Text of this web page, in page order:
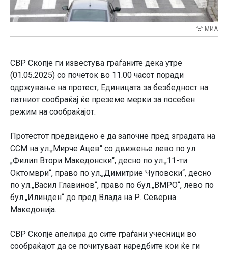
МИА
СВР Скопје ги известува граѓаните дека утре
(01.05.2025) со почеток во 11.00 часот поради
одржување на протест, Единицата за безбедност на
патниот сообраќај ќе преземе мерки за посебен
режим на сообраќајот.
Протестот предвидено е да започне пред зградата на
ССМ на ул.„Мирче Ацев“ со движење лево по ул.
„Филип Втори Македонски“, десно по ул.„11-ти
Октомври“, право по ул.„Димитрие Чуповски“, десно
по ул.„Васил Главинов“, право по бул.„ВМРО“, лево по
бул.„Илинден“ до пред Влада на Р. Северна
Македонија.
СВР Скопје апелира до сите граѓани учесници во
сообраќајот да се почитуваат наредбите кои ќе ги